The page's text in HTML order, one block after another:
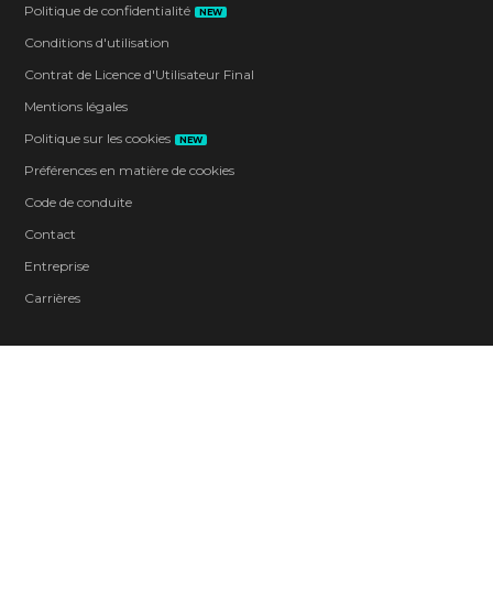
Politique de confidentialité NEW
Conditions d'utilisation
Contrat de Licence d'Utilisateur Final
Mentions légales
Politique sur les cookies
NEW
Préférences en matière de cookies
Code de conduite
Contact
Entreprise
Carrières